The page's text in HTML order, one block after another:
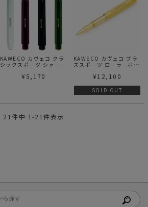
KAWECO カヴェコ クラ
シックスポーツ シャーペ
¥ 5,170
KAWECO カヴェコ ブラ
ススポーツ ローラーボー
¥12,100
SOLD OUT
21件中 1 -21件表示